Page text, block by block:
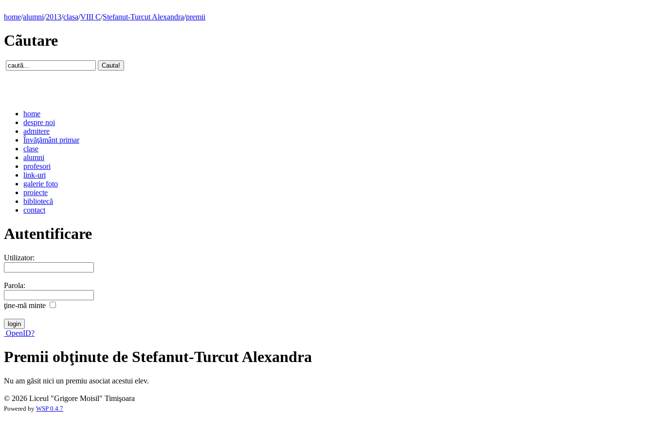
home/alumni/2013/clasa/VIII C/Stefanut-Turcut Alexandra/premii
Cãutare
home
despre noi
admitere
Învăţământ primar
clase
alumni
profesori
link-uri
galerie foto
proiecte
bibliotecă
contact
Autentificare
Utilizator:
Parola:
ţine-mã minte
OpenID?
Premii obţinute de Stefanut-Turcut Alexandra
Nu am gãsit nici un premiu asociat acestui elev.
© 2026 Liceul "Grigore Moisil" Timişoara
Powered by WSP 0.4.7